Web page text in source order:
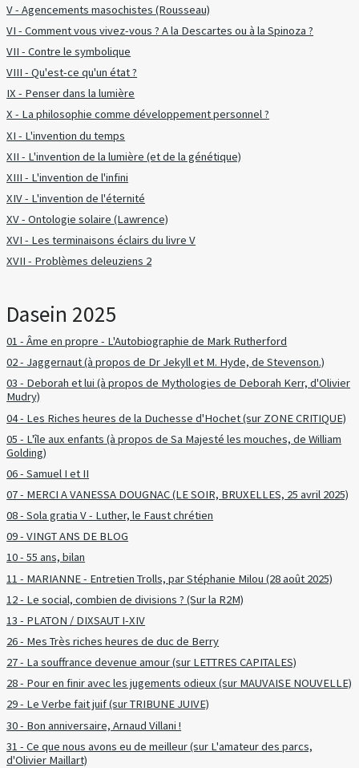
V - Agencements masochistes (Rousseau)
VI - Comment vous vivez-vous ? A la Descartes ou à la Spinoza ?
VII - Contre le symbolique
VIII - Qu'est-ce qu'un état ?
IX - Penser dans la lumière
X - La philosophie comme développement personnel ?
XI - L'invention du temps
XII - L'invention de la lumière (et de la génétique)
XIII - L'invention de l'infini
XIV - L'invention de l'éternité
XV - Ontologie solaire (Lawrence)
XVI - Les terminaisons éclairs du livre V
XVII - Problèmes deleuziens 2
Dasein 2025
01 - Âme en propre - L'Autobiographie de Mark Rutherford
02 - Jaggernaut (à propos de Dr Jekyll et M. Hyde, de Stevenson.)
03 - Deborah et lui (à propos de Mythologies de Deborah Kerr, d'Olivier
Mudry)
04 - Les Riches heures de la Duchesse d'Hochet (sur ZONE CRITIQUE)
05 - L'île aux enfants (à propos de Sa Majesté les mouches, de William
Golding)
06 - Samuel I et II
07 - MERCI A VANESSA DOUGNAC (LE SOIR, BRUXELLES, 25 avril 2025)
08 - Sola gratia V - Luther, le Faust chrétien
09 - VINGT ANS DE BLOG
10 - 55 ans, bilan
11 - MARIANNE - Entretien Trolls, par Stéphanie Milou (28 août 2025)
12 - Le social, combien de divisions ? (Sur la R2M)
13 - PLATON / DIXSAUT I-XIV
26 - Mes Très riches heures de duc de Berry
27 - La souffrance devenue amour (sur LETTRES CAPITALES)
28 - Pour en finir avec les jugements odieux (sur MAUVAISE NOUVELLE)
29 - Le Verbe fait juif (sur TRIBUNE JUIVE)
30 - Bon anniversaire, Arnaud Villani !
31 - Ce que nous avons eu de meilleur (sur L'amateur des parcs,
d'Olivier Maillart)